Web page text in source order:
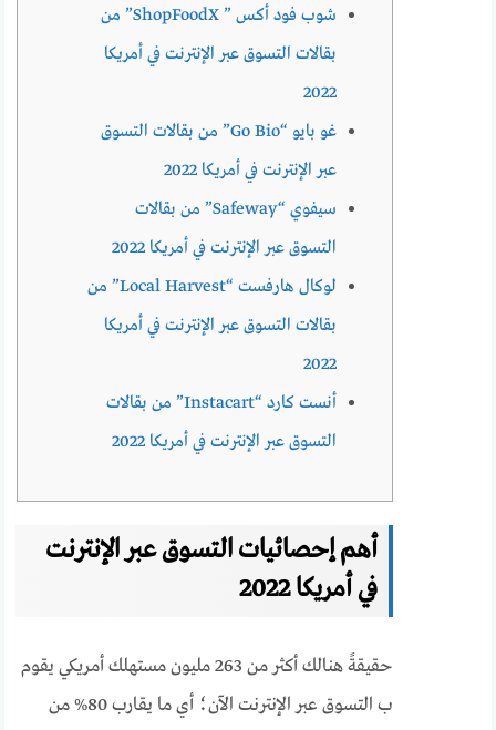
شوب فود أكس ” ShopFoodX” من
بقالات التسوق عبر الإنترنت في أمريكا
2022
غو بايو “Go Bio” من بقالات التسوق
عبر الإنترنت في أمريكا 2022
سيفوي “Safeway” من بقالات
التسوق عبر الإنترنت في أمريكا 2022
لوكال هارفست “Local Harvest” من
بقالات التسوق عبر الإنترنت في أمريكا
2022
أنست كارد “Instacart” من بقالات
التسوق عبر الإنترنت في أمريكا 2022
أهم إحصائيات التسوق عبر الإنترنت
في أمريكا 2022
حقيقةً هنالك أكثر من 263 مليون مستهلك أمريكي يقوم
ب التسوق عبر الإنترنت الآن؛ أي ما يقارب 80% من